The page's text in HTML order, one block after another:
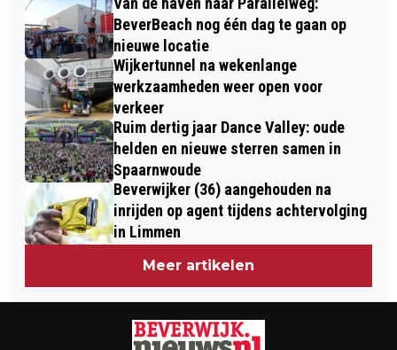
BeverBeach nog één dag te gaan op
nieuwe locatie
Wijkertunnel na wekenlange
werkzaamheden weer open voor
verkeer
Ruim dertig jaar Dance Valley: oude
helden en nieuwe sterren samen in
Spaarnwoude
Beverwijker (36) aangehouden na
inrijden op agent tijdens achtervolging
in Limmen
Meer artikelen